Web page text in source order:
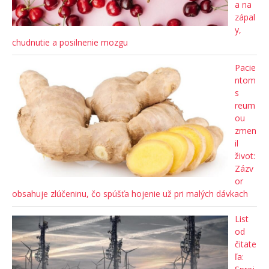
a na
zápal
y,
chudnutie a posilnenie mozgu
Pacie
ntom
s
reum
ou
zmen
il
život:
Zázv
or
obsahuje zlúčeninu, čo spúšťa hojenie už pri malých dávkach
List
od
čitate
ľa: